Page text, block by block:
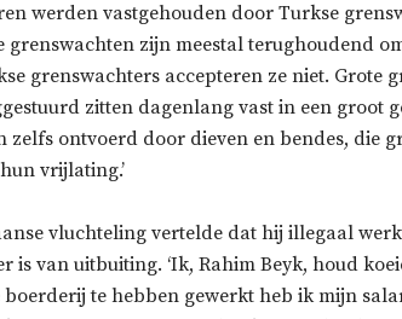
werden vastgehouden door Turkse
zijn meestal terughoudend
grenswachters accepteren ze niet. Grote
zitten dagenlang vast in een groot
zelfs ontvoerd door dieven en bendes, die
vrijlating.’
vluchteling vertelde dat hij illegaal
is van uitbuiting. ‘Ik, Rahim Beyk, houd
te hebben gewerkt heb ik mijn